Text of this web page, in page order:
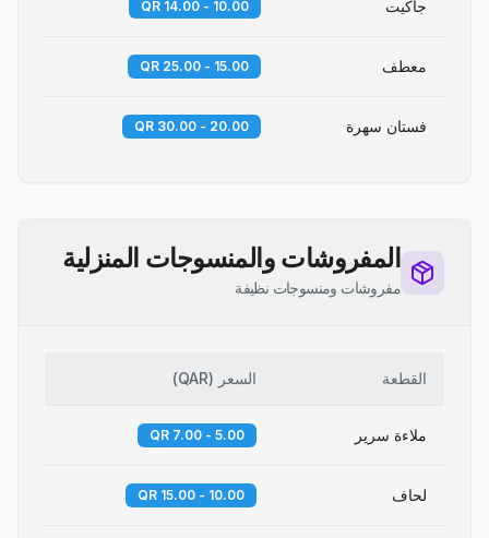
جاكيت 10.00 - 14.00 QR
معطف 15.00 - 25.00 QR
فستان سهرة 20.00 - 30.00 QR
المفروشات والمنسوجات المنزلية
مفروشات ومنسوجات نظيفة
القطعة السعر (
QAR
)
ملاءة سرير 5.00 - 7.00 QR
لحاف 10.00 - 15.00 QR